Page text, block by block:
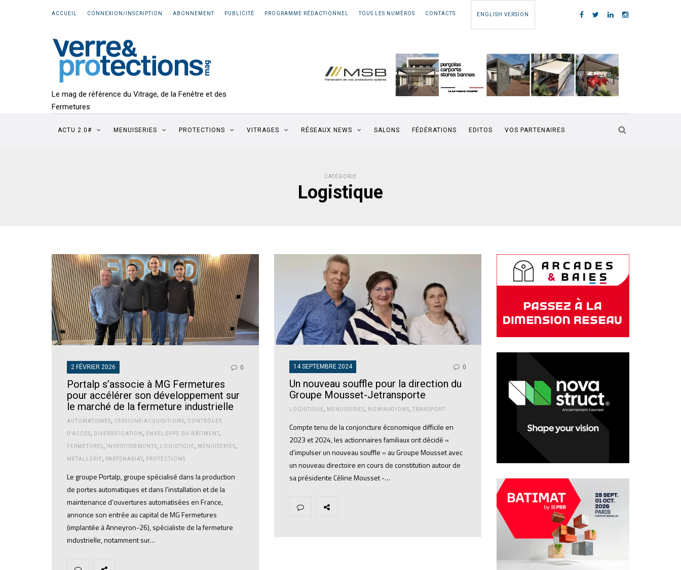
ACCUEIL CONNEXION/INSCRIPTION ABONNEMENT PUBLICITÉ PROGRAMME RÉDACTIONNEL TOUS LES NUMÉROS CONTACTS ENGLISH VERSION
Le mag de référence du Vitrage, de la Fenêtre et des
Fermetures
ACTU 2.0# MENUISERIES PROTECTIONS VITRAGES RÉSEAUX NEWS SALONS FÉDÉRATIONS EDITOS VOS PARTENAIRES
CATÉGORIE
Logistique
2 FÉVRIER 2026 0
Portalp s’associe à MG Fermetures
pour accélérer son développement sur
le marché de la fermeture industrielle
AUTOMATISMES, CESSIONS-ACQUISITIONS, CONTRÔLES
D'ACCÈS, DIVERSIFICATION , ENVELOPPE DU BÂTIMENT,
FERMETURES, INVESTISSEMENTS, LOGISTIQUE, MENUISERIES,
MÉTALLERIE, PARTENARIAT, PROTECTIONS
Le groupe Portalp, groupe spécialisé dans la production
de portes automatiques et dans l’installation et de la
maintenance d’ouvertures automatisées en France,
annonce son entrée au capital de MG Fermetures
(implantée à Anneyron-26), spécialiste de la fermeture
industrielle, notamment sur…
14 SEPTEMBRE 2024 0
Un nouveau souffle pour la direction du
Groupe Mousset-Jetransporte
LOGISTIQUE, MENUISERIES, NOMINATIONS, TRANSPORT
Compte tenu de la conjoncture économique difficile en
2023 et 2024, les actionnaires familiaux ont décidé «
d’impulser un nouveau souffle » au Groupe Mousset avec
un nouveau directoire en cours de constitution autour de
sa présidente Céline Mousset -…